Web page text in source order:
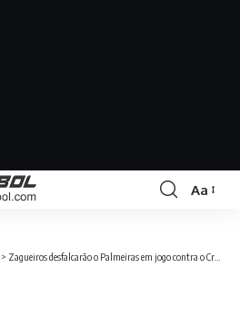
Aa
> Zagueiros desfalcarão o Palmeiras em jogo contra o Cruzeiro